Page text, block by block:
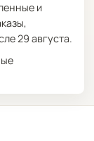
и
29 августа.